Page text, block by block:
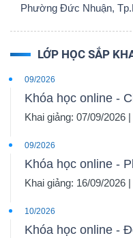
Phường Đức Nhuận,
LỚP HỌC SẮP
09/2026
Khóa học online -
Khai giảng: 07/09/2026
09/2026
Khóa học online -
Khai giảng: 16/09/2026
10/2026
Khóa học online -